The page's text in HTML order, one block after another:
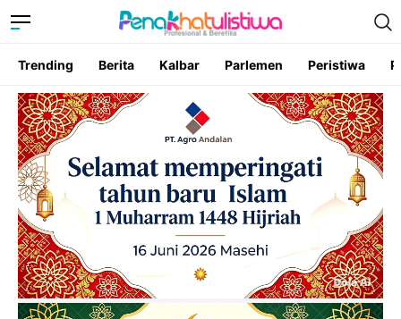
Trending Berita Kalbar Parlemen Peristiwa